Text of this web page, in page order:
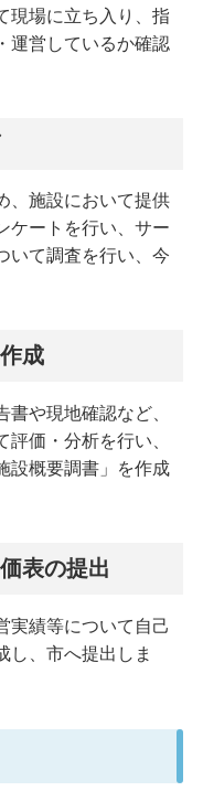
現場に立ち入り、指
運営しているか確認
、施設において提供
ケートを行い、サー
いて調査を行い、今
成
や現地確認など、
価・分析を行い、
設概要調書」を作成
表の提出
実績等について自己
し、市へ提出しま